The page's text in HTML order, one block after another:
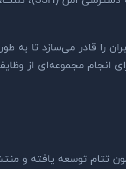
را قادر می‌سازد تا به طور
انجام مجموعه‌ای از
سایمون تتام توسعه یافته و